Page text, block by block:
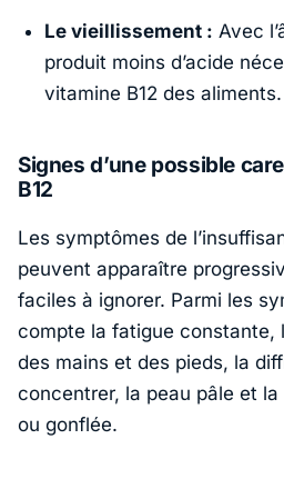
Le vieillissement : Avec
produit moins d’acide
vitamine B12 des aliments.
Signes d’une possible
B12
Les symptômes de
peuvent apparaître
faciles à ignorer. Parmi les
compte la fatigue constante,
des mains et des pieds, la
concentrer, la peau pâle et
ou gonflée.